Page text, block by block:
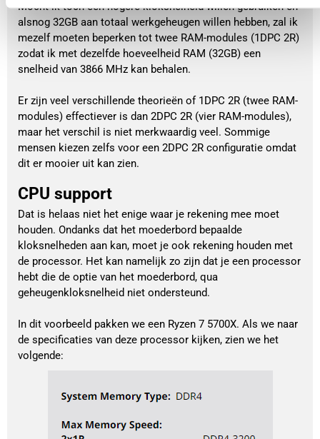
Mocht ik toch een hogere kloksnelheid willen gebruiken en
alsnog 32GB aan totaal werkgeheugen willen hebben, zal ik
mezelf moeten beperken tot twee RAM-modules (1DPC 2R)
zodat ik met dezelfde hoeveelheid RAM (32GB) een
snelheid van 3866 MHz kan behalen.
Er zijn veel verschillende theorieën of 1DPC 2R (twee RAM-
modules) effectiever is dan 2DPC 2R (vier RAM-modules),
maar het verschil is niet merkwaardig veel. Sommige
mensen kiezen zelfs voor een 2DPC 2R configuratie omdat
dit er mooier uit kan zien.
CPU support
Dat is helaas niet het enige waar je rekening mee moet
houden. Ondanks dat het moederbord bepaalde
kloksnelheden aan kan, moet je ook rekening houden met
de processor. Het kan namelijk zo zijn dat je een processor
hebt die de optie van het moederbord, qua
geheugenkloksnelheid niet ondersteund.
In dit voorbeeld pakken we een Ryzen 7 5700X. Als we naar
de specificaties van deze processor kijken, zien we het
volgende: